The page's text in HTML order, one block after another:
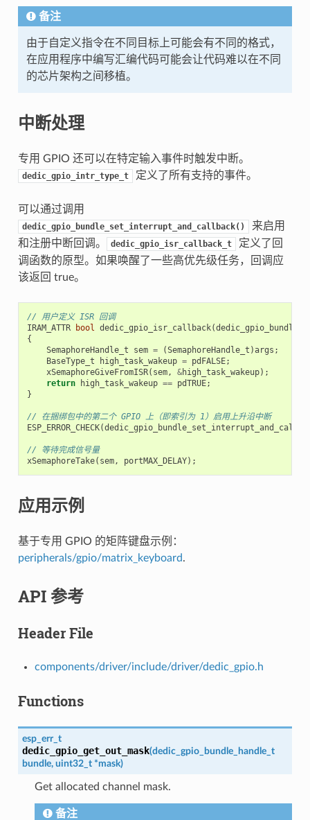
备注
由于自定义指令在不同目标上可能会有不同的格式，
在应用程序中编写汇编代码可能会让代码难以在不同
的芯片架构之间移植。
中断处理
专用 GPIO 还可以在特定输入事件时触发中断。
dedic_gpio_intr_type_t 定义了所有支持的事件。
可以通过调用
dedic_gpio_bundle_set_interrupt_and_callback()
来启用
和注册中断回调。
dedic_gpio_isr_callback_t
定义了回
调函数的原型。如果唤醒了一些高优先级任务，回调应
该返回 true。
// 用户定义 ISR 回调
IRAM_ATTR
bool dedic_gpio_isr_callback(
{
SemaphoreHandle_t
sem = (SemaphoreHandle_t )args ;
BaseType_t
high_task_wakeup = pdFALSE;
xSemaphoreGiveFromISR( sem, &high_task_wakeup);
return
high_task_wakeup == pdTRUE;
}
// 在捆绑包中的第二个 GPIO 上（即索引为 1）启用上升沿中断
ESP_ERROR_CHECK(
// 等待完成信号量
xSemaphoreTake( sem, portMAX_DELAY);
应用示例
基于专用 GPIO 的矩阵键盘示例：
peripherals/gpio/matrix_keyboard.
API 参考
Header File
components/driver/include/driver/dedic_gpio.h
Functions
esp_err_t
dedic_gpio_get_out_mask(dedic_gpio_bundle_handle_t
bundle, uint32_t *mask)
Get allocated channel mask.
备注